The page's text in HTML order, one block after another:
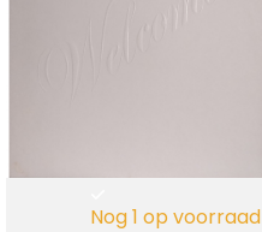
Nog 1 op voorraad